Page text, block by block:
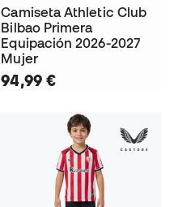
Camiseta Athletic Club
Bilbao Primera
Equipación 2026-2027
Mujer
94,99 €